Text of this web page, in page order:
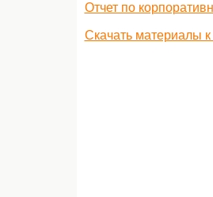
Отчет по
Скачать материалы